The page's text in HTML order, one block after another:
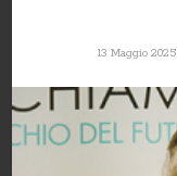
13 Maggio 2025